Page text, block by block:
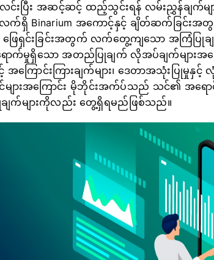
လင်းပြီး အဆင့်ဆင့် ထည့်သွင်းရန် လမ်းညွှန်ချက်မ
က်ရှိ Binarium အကောင့်နှင့် ချိတ်ဆက်ခြင်း
ဖြေရှင်းခြင်းအတွက် လက်တွေ့ကျသော အကြံပြုခ
ာက်မှုရှိသော အတည်ပြုချက် လိုအပ်ချက်များအ
အကြောင်းကြားချက်များ၊ ဒေတာအသုံးပြုမှု
ျားအကြောင်း မိုဘိုင်းအက်ပ်သည် သင်၏ အရေ
ချက်များကိုလည်း တွေ့ရှိရမည်ဖြစ်သည်။